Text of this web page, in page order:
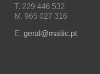
T. 229 446 532
M. 965 027 316
E. geral@maitic.pt